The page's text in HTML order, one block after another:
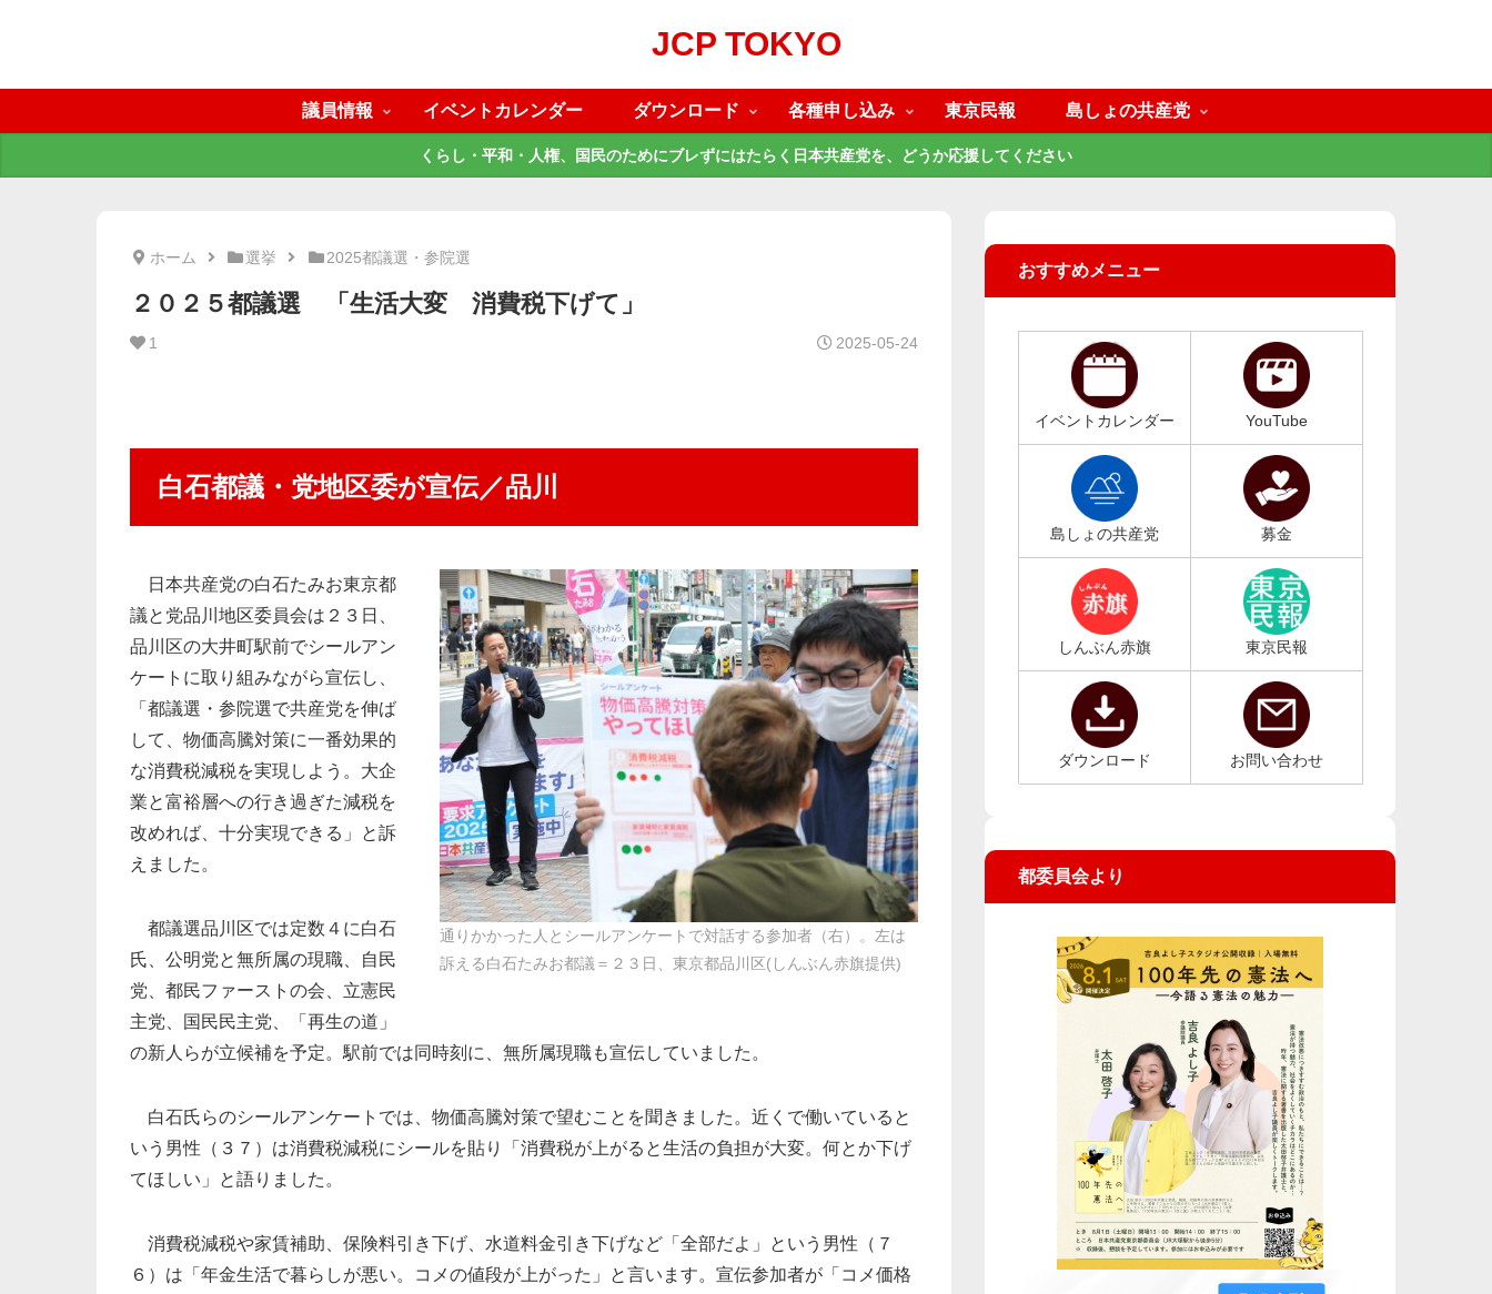
JCP TOKYO
議員情報 イベントカレンダー ダウンロード 各種申し込み 東京民報 島しょの共産党
くらし・平和・人権、国民のためにブレずにはたらく日本共産党を、どうか応援してください
ホーム 選挙 2025都議選・参院選
２０２５都議選 「生活大変 消費税下げて」
1 2025-05-24
白石都議・党地区委が宣伝／品川
通りかかった人とシールアンケートで対話する参加者（右）。左は
訴える白石たみお都議＝２３日、東京都品川区(しんぶん赤旗提供)
日本共産党の白石たみお東京都
議と党品川地区委員会は２３日、
品川区の大井町駅前でシールアン
ケートに取り組みながら宣伝し、
「都議選・参院選で共産党を伸ば
して、物価高騰対策に一番効果的
な消費税減税を実現しよう。大企
業と富裕層への行き過ぎた減税を
改めれば、十分実現できる」と訴
えました。
都議選品川区では定数４に白石
氏、公明党と無所属の現職、自民
党、都民ファーストの会、立憲民
主党、国民民主党、「再生の道」
の新人らが立候補を予定。駅前では同時刻に、無所属現職も宣伝していました。
白石氏らのシールアンケートでは、物価高騰対策で望むことを聞きました。近くで働いていると
いう男性（３７）は消費税減税にシールを貼り「消費税が上がると生活の負担が大変。何とか下げ
てほしい」と語りました。
消費税減税や家賃補助、保険料引き下げ、水道料金引き下げなど「全部だよ」という男性（７
６）は「年金生活で暮らしが悪い。コメの値段が上がった」と言います。宣伝参加者が「コメ価格
おすすめメニュー
イベントカレンダー YouTube
島しょの共産党 募金
しんぶん赤旗 東京民報
ダウンロード お問い合わせ
都委員会より